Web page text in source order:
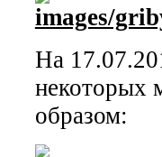
На
некоторых
образом: